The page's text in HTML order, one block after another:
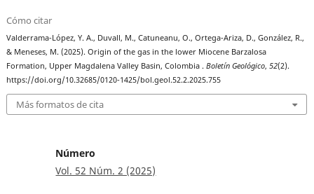
Cómo citar
Valderrama-López, Y. A., Duvall, M., Catuneanu, O., Ortega-Ariza, D., González, R.,
& Meneses, M. (2025). Origin of the gas in the lower Miocene Barzalosa
Formation, Upper Magdalena Valley Basin, Colombia .Boletín Geológico,52(2).
https://doi.org/10.32685/0120-1425/bol.geol.52.2.2025.755
Más formatos de cita
Número
Vol. 52 Núm. 2 (2025)